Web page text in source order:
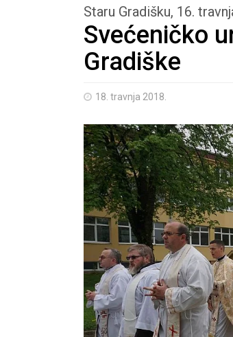
Staru Gradišku, 16.
Svećeničko
Gradiške
18. travnja 2018.